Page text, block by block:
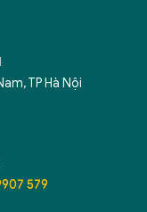
TP Hà Nội
579